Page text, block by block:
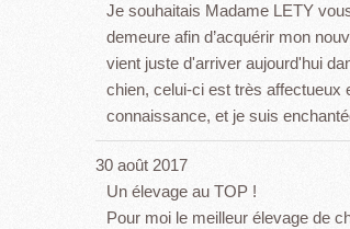
Je souhaitais Madame LETY
demeure afin d’acquérir mon
vient juste d'arriver aujourd'hui
chien, celui-ci est très
connaissance, et je suis
30 août 2017
Un élevage au TOP !
Pour moi le meilleur élevage de